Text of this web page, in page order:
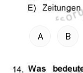
A B